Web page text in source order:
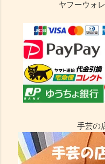
ヤフーウォ
手芸の